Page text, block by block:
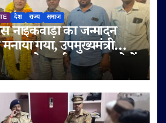
देश राज्य समाज
नाईकवाड़ी का जन्मदिन
गया, उपमुख्यमंत्री
समेत कई गणमान्य लोगों